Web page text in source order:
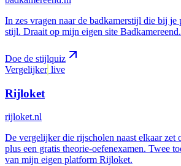
In zes vragen naar de badkamerstijl die bij je
stijl. Draait op mijn eigen site Badkamereend.
Doe de stijlquiz
Vergelijker live
Rijloket
rijloket.nl
De vergelijker die rijscholen naast elkaar zet
plus een gratis theorie-oefenexamen. Twee
van mijn eigen platform Rijloket.